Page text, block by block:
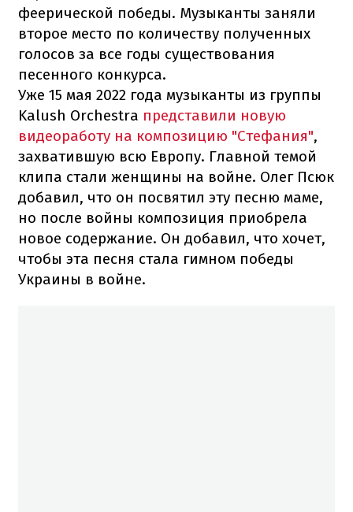
феерической победы. Музыканты заняли
второе место по количеству полученных
голосов за все годы существования
песенного конкурса.
Уже 15 мая 2022 года музыканты из группы
Kalush Orchestra представили новую
видеоработу на композицию "Стефания",
захватившую всю Европу. Главной темой
клипа стали женщины на войне. Олег Псюк
добавил, что он посвятил эту песню маме,
но после войны композиция приобрела
новое содержание. Он добавил, что хочет,
чтобы эта песня стала гимном победы
Украины в войне.